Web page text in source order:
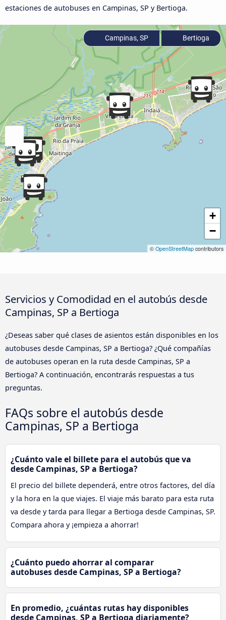
estaciones de autobuses en Campinas, SP y Bertioga.
+
−
© OpenStreetMap contributors
Campinas, SP Bertioga
Servicios y Comodidad en el autobús desde
Campinas, SP a Bertioga
¿Deseas saber qué clases de asientos están disponibles en los
autobuses desde Campinas, SP a Bertioga? ¿Qué compañías
de autobuses operan en la ruta desde Campinas, SP a
Bertioga? A continuación, encontrarás respuestas a tus
preguntas.
FAQs sobre el autobús desde
Campinas, SP a Bertioga
¿Cuánto vale el billete para el autobús que va
desde Campinas, SP a Bertioga?
El precio del billete dependerá, entre otros factores, del día
y la hora en la que viajes. El viaje más barato para esta ruta
va desde y tarda para llegar a Bertioga desde Campinas, SP.
Compara ahora y ¡empieza a ahorrar!
¿Cuánto puedo ahorrar al comparar
autobuses desde Campinas, SP a Bertioga?
En promedio, ¿cuántas rutas hay disponibles
desde Campinas, SP a Bertioga diariamente?